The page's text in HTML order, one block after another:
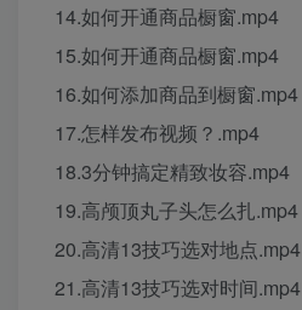
14.如何开通商品橱窗.mp4
15.如何开通商品橱窗.mp4
16.如何添加商品到橱窗.mp4
17.怎样发布视频？.mp4
18.3分钟搞定精致妆容.mp4
19.高颅顶丸子头怎么扎.mp4
20.高清13技巧选对地点.mp4
21.高清13技巧选对时间.mp4